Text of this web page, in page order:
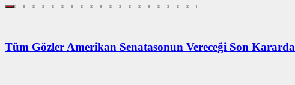
Tüm Gözler Amerikan Senatasonun Vereceği Son Kararda